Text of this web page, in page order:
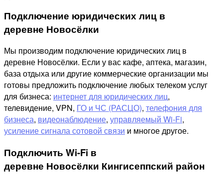
Подключение юридических лиц в
деревне Новосёлки
Мы производим подключение юридических лиц в
деревне Новосёлки. Если у вас кафе, аптека, магазин,
база отдыха или другие коммерческие организации мы
готовы предложить подключение любых телеком услуг
для бизнеса: интернет для юридических лиц,
телевидение, VPN, ГО и ЧС (РАСЦО), телефония для
бизнеса, видеонаблюдение, управляемый Wi-Fi,
усиление сигнала сотовой связи и многое другое.
Подключить Wi-Fi в
деревне Новосёлки Кингисеппский район